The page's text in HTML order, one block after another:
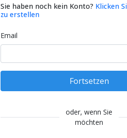
Sie haben noch kein Konto? Klicken
zu erstellen
Email
Fortsetzen
oder, wenn Sie
möchten